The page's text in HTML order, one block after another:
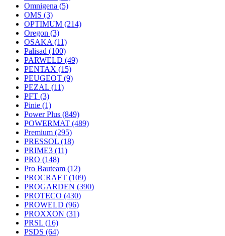
Omnigena (5)
OMS (3)
OPTIMUM (214)
Oregon (3)
OSAKA (11)
Palisad (100)
PARWELD (49)
PENTAX (15)
PEUGEOT (9)
PEZAL (11)
PFT (3)
Pinie (1)
Power Plus (849)
POWERMAT (489)
Premium (295)
PRESSOL (18)
PRIME3 (11)
PRO (148)
Pro Bauteam (12)
PROCRAFT (109)
PROGARDEN (390)
PROTECO (430)
PROWELD (96)
PROXXON (31)
PRSL (16)
PSDS (64)